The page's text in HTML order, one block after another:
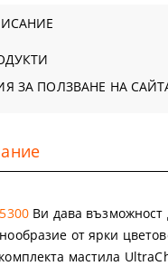
ЗА ПОЛЗВАНЕ НА
Ви дава възможност
от ярки
мастила